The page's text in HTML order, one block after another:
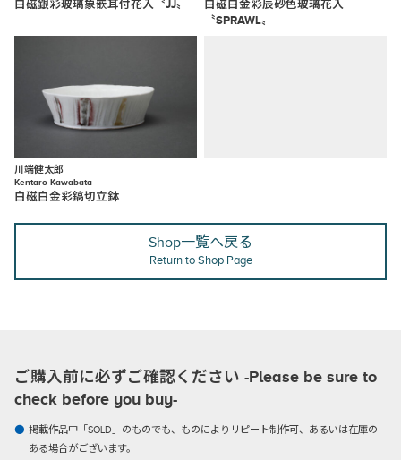
白磁銀彩玻璃象嵌耳付花入〝JJ〟
白磁白金彩辰砂色玻璃花入
〝SPRAWL〟
川端健太郎
Kentaro Kawabata
白磁白金彩鎬切立鉢
Shop一覧へ戻る
Return to Shop Page
ご購入前に必ずご確認ください -Please be sure to
check before you buy-
掲載作品中「SOLD」のものでも、ものによりリピート制作可、あるいは在庫の
ある場合がございます。